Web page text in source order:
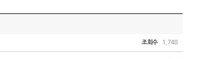
조회수 1,748